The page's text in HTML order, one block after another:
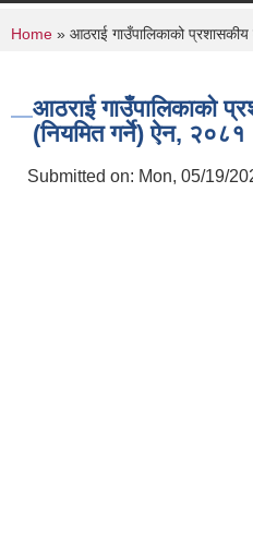
You are here
Home » आठराई गाउँपालिकाको प्रशासकीय
आठराई गाउँपालिकाको
(नियमित गर्ने) ऐन, २०८१
Submitted on: Mon, 05/19/